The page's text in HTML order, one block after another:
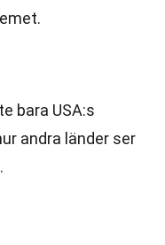
bara USA:s
andra länder ser